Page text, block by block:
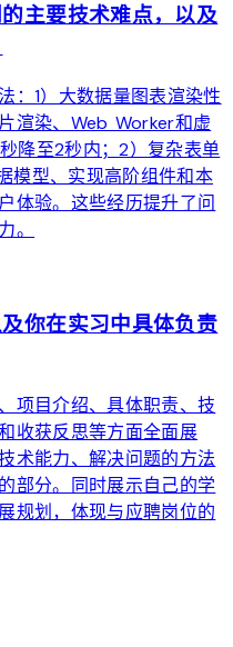
主要技术难点，以及
：1）大数据量图表渲染性
渲染、Web Worker和虚
降至2秒内；2）复杂表单
模型、实现高阶组件和本
体验。这些经历提升了问
。
你在实习中具体负责
项目介绍、具体职责、技
收获反思等方面全面展
术能力、解决问题的方法
部分。同时展示自己的学
规划，体现与应聘岗位的